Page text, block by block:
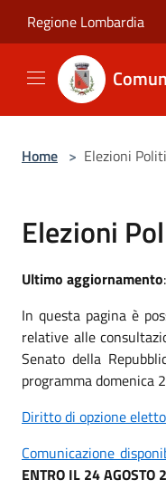
Regione Lombardia
Home > Elezioni
Elezioni
Ultimo aggiornamento
In questa pagina è
relative alle
Senato della
programma domenica
Diritto di opzione
Comunicazione
ENTRO IL 24 AGOSTO